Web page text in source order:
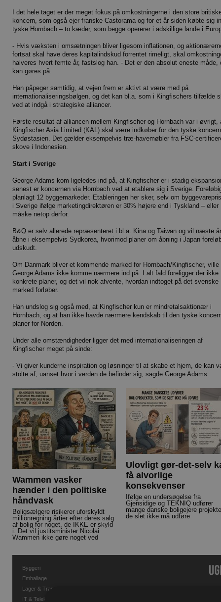
I det hele taget er der meget fokus på omkostningerne i den store
koncern, som også ejer franske Castorama og for et år siden købte sig
tyske Hornbach – to kæder, som begge opererer i adskillige lande i
- Hvis væksten i omsætningen bliver ligesom inflationen, og
fortsat skal have deres kapitalindskud forrentet rimeligt, skal
halveres hvert femte år, fastslog han. - Det er den absolut eneste måde,
kan gøres på.
Han påpeger samtidig, at vejen frem er aktivt at være med på
internationaliseringsbølgen, og det kan bl.a. som i Kingfischers tilfælde
ved at indgå i strategiske alliancer.
Første resultat af alliancen mellem Kingfischer og Hornbach var i øvrigt,
Kingfischer Asia Limited (KAL) skal være indkøber for den tyske
Sydøstasien. Det gælder eksempelvis træ-havemøbler fra FSC-
skove i Indonesien.
Start i Sverige
George Adams kom ligeledes ind på, at Kingfischer er i stadig
senest er koncernen via Hornbach ved at etablere sig i Sverige.
planlagt 12 byggemarkeder. Etableringen her sker, selv om
i Sverige ifølge marketingdirektøren er 30% højere end i Tyskland – eller
måske netop derfor.
B&Q er selv allerede repræsenteret i bl.a. Kina og Taiwan og vil næste år
åbne i eksempelvis Sydkorea, hvorimod planer om åbning i Japan
udskudt.
Om Danmark bliver et kommende marked for Hornbach/Kingfischer, ville
George Adams ikke komme nærmere ind på. I alt fald foreligger der ikke
konkrete planer, og det vil nok afvente, hvordan indtoget på det svenske
marked forløber.
Han undslog sig også med, at Kingfischer kun er mindretalsaktionær i
Hornbach, og at han ikke havde nærmere kendskab til den tyske
planer for Norden.
Under alle omstændigheder ligger det med internationaliseringen af
Kingfischer meget på sinde:
- Vi giver kunderne inspiration og løsninger til at skabe et hjem, de kan
stolte af, uanset hvor i verden de befinder sig, sagde George Adams.
Wammen vasker
hænder i den politiske
håndvask
Boligsælgere risikerer uforskyldt
millionregning årtier efter deres salg
af bolig for noget, de IKKE er skyld
i. Det vil justitsminister Nicolai
Wammen ikke gøre noget ved
Ulovligt gør-det-selv
få alvorlige
konsekvenser
Ifølge en undersøgelse fra
Gjensidige og TEKNIQ udfører
mange danske boligejere
de slet ikke må udføre
Byggeri
Emballage
Lager & Transport
IT & Telekommunikation